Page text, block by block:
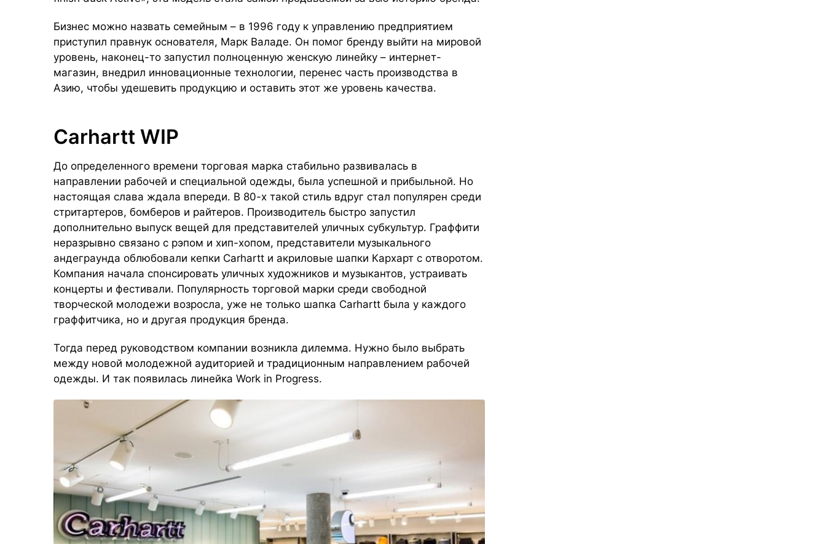
Бизнес можно назвать семейным – в 1996 году к управлению предприятием
приступил правнук основателя, Марк Валаде. Он помог бренду выйти на мировой
уровень, наконец-то запустил полноценную женскую линейку – интернет-
магазин, внедрил инновационные технологии, перенес часть производства в
Азию, чтобы удешевить продукцию и оставить этот же уровень качества.
Carhartt WIP
До определенного времени торговая марка стабильно развивалась в
направлении рабочей и специальной одежды, была успешной и прибыльной. Но
настоящая слава ждала впереди. В 80-х такой стиль вдруг стал популярен среди
стритартеров, бомберов и райтеров. Производитель быстро запустил
дополнительно выпуск вещей для представителей уличных субкультур. Граффити
неразрывно связано с рэпом и хип-хопом, представители музыкального
андеграунда облюбовали кепки Carhartt и акриловые шапки Кархарт с отворотом.
Компания начала спонсировать уличных художников и музыкантов, устраивать
концерты и фестивали. Популярность торговой марки среди свободной
творческой молодежи возросла, уже не только шапка Carhartt была у каждого
граффитчика, но и другая продукция бренда.
Тогда перед руководством компании возникла дилемма. Нужно было выбрать
между новой молодежной аудиторией и традиционным направлением рабочей
одежды. И так появилась линейка Work in Progress.